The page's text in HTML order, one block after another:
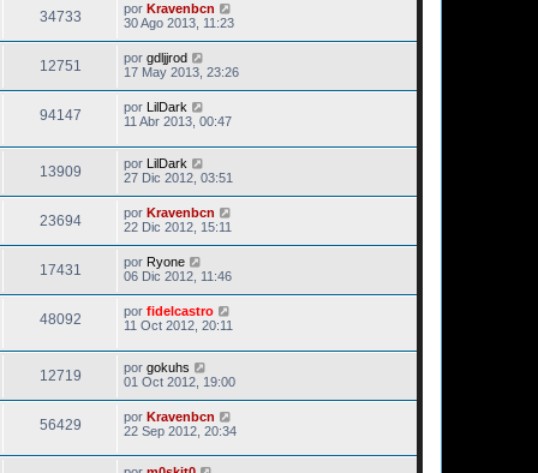
34733 por Kravenbcn
30 Ago 2013, 11:23
12751 por gdljjrod
17 May 2013, 23:26
94147 por
LilDark
11 Abr 2013, 00:47
13909 por LilDark
27 Dic 2012, 03:51
23694 por Kravenbcn
22 Dic 2012, 15:11
17431 por Ryone
06 Dic 2012, 11:46
48092 por fidelcastro
11 Oct 2012, 20:11
12719 por gokuhs
01 Oct 2012, 19:00
56429 por Kravenbcn
22 Sep 2012, 20:34